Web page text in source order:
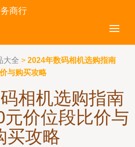
商行
大全 > 2024年数码相机选购指南
与购买攻略
相机选购指南
元价位段比价与
买攻略